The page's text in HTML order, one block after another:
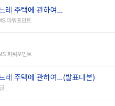
레 주택에 관하여...
파워포인트
파워포인트
레 주택에 관하여...(발표대본)